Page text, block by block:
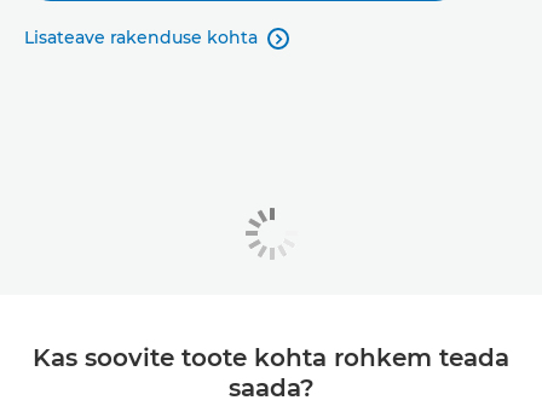
Lisateave rakenduse kohta 
Kas soovite toote kohta rohkem teada
saada?